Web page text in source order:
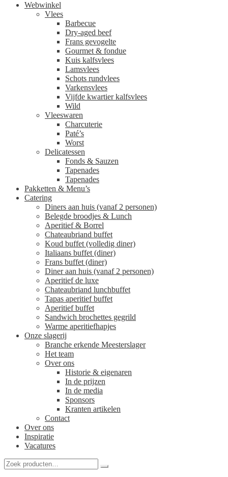
Webwinkel
Vlees
Barbecue
Dry-aged beef
Frans gevogelte
Gourmet & fondue
Kuis kalfsvlees
Lamsvlees
Schots rundvlees
Varkensvlees
Vijfde kwartier kalfsvlees
Wild
Vleeswaren
Charcuterie
Paté’s
Worst
Delicatessen
Fonds & Sauzen
Tapenades
Tapenades
Pakketten & Menu’s
Catering
Diners aan huis (vanaf 2 personen)
Belegde broodjes & Lunch
Aperitief & Borrel
Chateaubriand buffet
Koud buffet (volledig diner)
Italiaans buffet (diner)
Frans buffet (diner)
Diner aan huis (vanaf 2 personen)
Aperitief de luxe
Chateaubriand lunchbuffet
Tapas aperitief buffet
Aperitief buffet
Sandwich brochettes gegrild
Warme aperitiefhapjes
Onze slagerij
Branche erkende Meesterslager
Het team
Over ons
Historie & eigenaren
In de prijzen
In de media
Sponsors
Kranten artikelen
Contact
Over ons
Inspiratie
Vacatures